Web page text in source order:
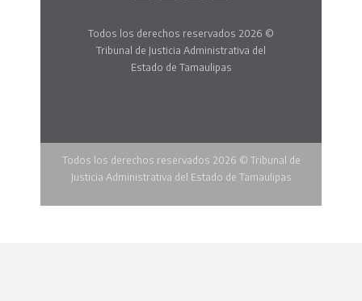
Todos los derechos reservados 2026 ©
Tribunal de Justicia Administrativa del
Estado de Tamaulipas
Todos los derechos reservados 2026 © Tribunal de
Justicia Administrativa del Estado de Tamaulipas